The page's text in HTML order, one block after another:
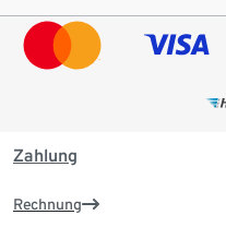
Zahlung
Rechnung